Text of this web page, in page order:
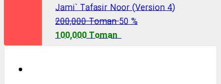
Jami` Tafasir Noor (Version 4)
200,000 Toman50 %
100,000 Toman